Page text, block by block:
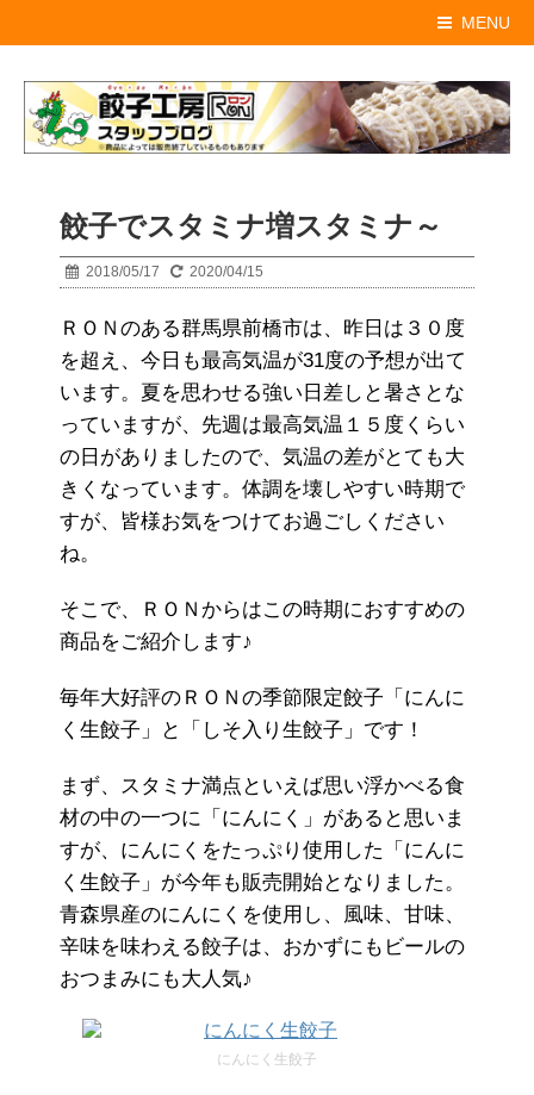
MENU
餃子でスタミナ増スタミナ～
2018/05/17 2020/04/15
ＲＯＮのある群馬県前橋市は、昨日は３０度
を超え、今日も最高気温が31度の予想が出て
います。夏を思わせる強い日差しと暑さとな
っていますが、先週は最高気温１５度くらい
の日がありましたので、気温の差がとても大
きくなっています。体調を壊しやすい時期で
すが、皆様お気をつけてお過ごしください
ね。
そこで、ＲＯＮからはこの時期におすすめの
商品をご紹介します♪
毎年大好評のＲＯＮの季節限定餃子「にんに
く生餃子」と「しそ入り生餃子」です！
まず、スタミナ満点といえば思い浮かべる食
材の中の一つに「にんにく」があると思いま
すが、にんにくをたっぷり使用した「にんに
く生餃子」が今年も販売開始となりました。
青森県産のにんにくを使用し、風味、甘味、
辛味を味わえる餃子は、おかずにもビールの
おつまみにも大人気♪
にんにく生餃子